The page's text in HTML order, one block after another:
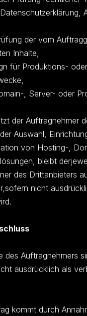
der vom
Inhalte,
für Produktions- oder
, Server- oder
der Auftragnehmer
Auswahl,
von Hosting-,
bleibt
des Drittanbieters
nicht
des Auftragnehmers
ausdrücklich als
kommt durch